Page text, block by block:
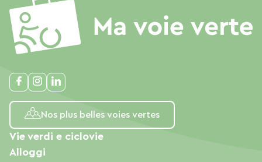
Nos plus belles voies vertes
Vie verdi e ciclovie
Alloggi